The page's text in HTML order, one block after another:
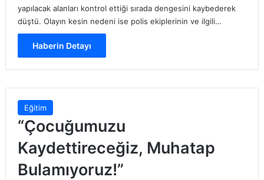
yapılacak alanları kontrol ettiği sırada dengesini kaybederek
düştü. Olayın kesin nedeni ise polis ekiplerinin ve ilgili…
Haberin Detayı
Eğitim
“Çocuğumuzu
Kaydettireceğiz, Muhatap
Bulamıyoruz!”